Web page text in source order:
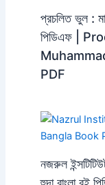
প্রচলিত ভুল :
পিডিএফ |
PDF
নজরুল
হুদা বাংলা